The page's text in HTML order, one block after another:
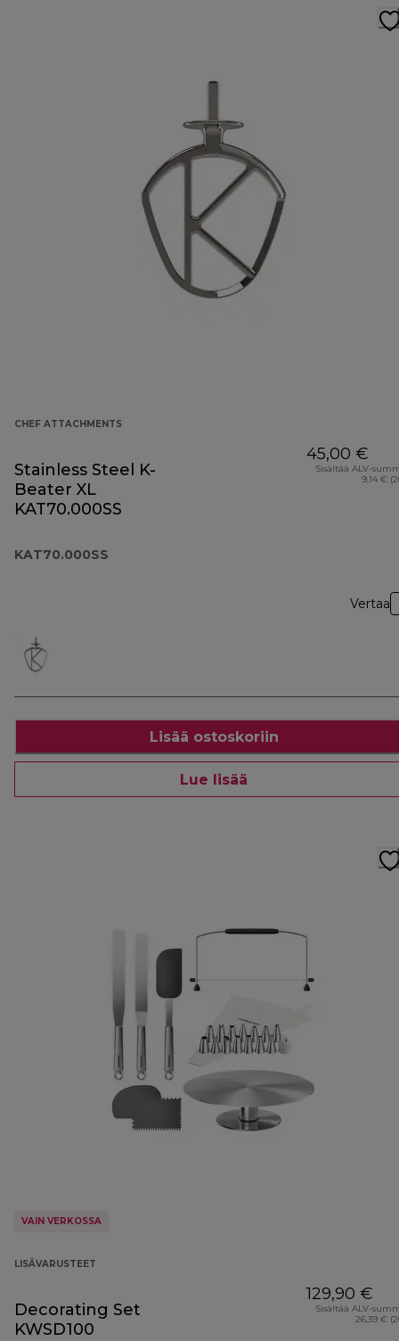
CHEF ATTACHMENTS
Stainless Steel K-
Beater XL
KAT70.000SS
KAT70.000SS
45,00 €
Sisältää ALV-
9,14 €
Vertaa
Lisää ostoskoriin
Lue lisää
VAIN VERKOSSA
LISÄVARUSTEET
Decorating Set
KWSD100
129,90 €
Sisältää ALV-
26,39 €